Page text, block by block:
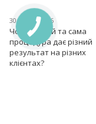
30 липня 2026
Чому одна й та сама
процедура дає різний
результат на різних
клієнтах?